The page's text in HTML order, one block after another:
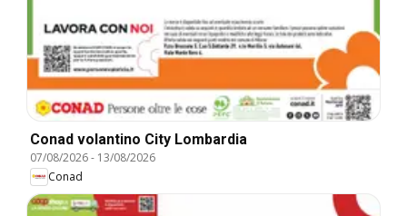
Conad volantino City Lombardia
07/08/2026- 13/08/2026
Conad